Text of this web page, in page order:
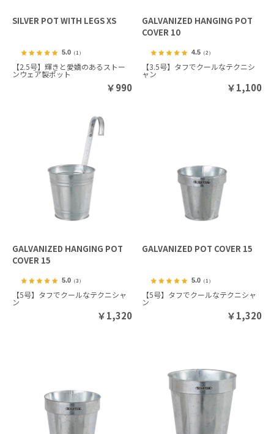
SILVER POT WITH LEGS XS
5.0（1）
【2.5号】輝きと愛嬌のあるストー
ンウェア製ポット
￥990
GALVANIZED HANGING POT
COVER 10
4.5 （2）
【3.5号】タフでクールなテクニシ
ャン
￥1,100
GALVANIZED HANGING POT
COVER 15
5.0（3）
【5号】タフでクールなテクニシャ
ン
￥1,320
GALVANIZED POT COVER 15
5.0 （1）
【5号】タフでクールなテクニシャ
ン
￥1,320